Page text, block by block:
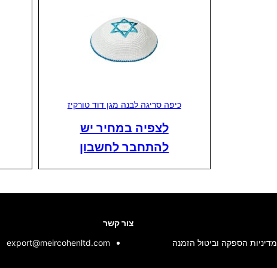
כיפה סריגה לבנה מגן דוד טורקיז
לצפיה במחיר יש
להתחבר לחשבון
מדיניות הספקה וביטול הזמנה
צור קשר
export@meircohenltd.com